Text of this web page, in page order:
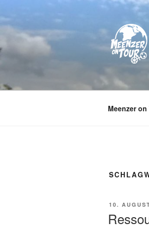
Inhalt
springen
Meenzer on
10.